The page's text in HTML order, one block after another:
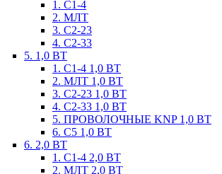
1. С1-4
2. МЛТ
3. С2-23
4. С2-33
5. 1,0 ВТ
1. С1-4 1,0 ВТ
2. МЛТ 1,0 ВТ
3. С2-23 1,0 ВТ
4. С2-33 1,0 ВТ
5. ПРОВОЛОЧНЫЕ KNP 1,0 ВТ
6. С5 1,0 ВТ
6. 2,0 ВТ
1. С1-4 2,0 ВТ
2. МЛТ 2,0 ВТ